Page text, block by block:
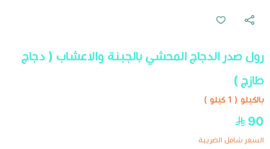
رول صدر الدجاج المحشي بالجبنة والاعشاب ( دجاج
طازج )
بالكيلو ( 1 كيلو )
90
السعر شامل الضريبة